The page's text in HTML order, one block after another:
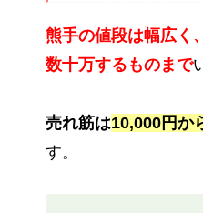
熊手の値段は幅広く
数十万するものまで
売れ筋は10,000円か
す。